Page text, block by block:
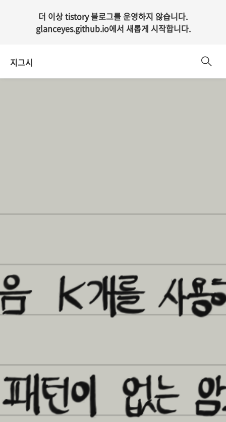
더 이상 tistory 블로그를 운영하지 않습니다.
glanceyes.github.io에서 새롭게 시작합니다.
지그시